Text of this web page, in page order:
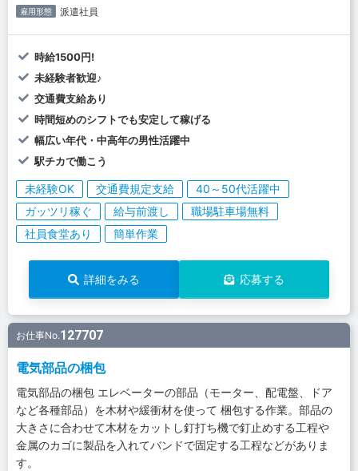
雇用形態 派遣社員
時給1500円!
未経験者歓迎♪
交通費支給あり
時間短めのシフトでも安定して稼げる
幅広い年代・中高年の男性活躍中
駅チカで働こう
未経験OK 交通費規定支給
40～50代活躍中
ガッツリ稼ぐ
給与前渡し
職場駐車場無料
社員食堂あり
簡単作業
詳細をみる 応募する
お仕事No.127707
電気部品の梱包
電気部品の梱包 エレベーターの部品（モーター、配電盤、ドア
など各種部品）を木材や緩衝材を使って 梱包する作業。部品の
大きさに合わせて木材をカットし釘打ち機で釘止めする工程や
金属のカゴに製品を入れてバンドで固定する工程などがありま
す。